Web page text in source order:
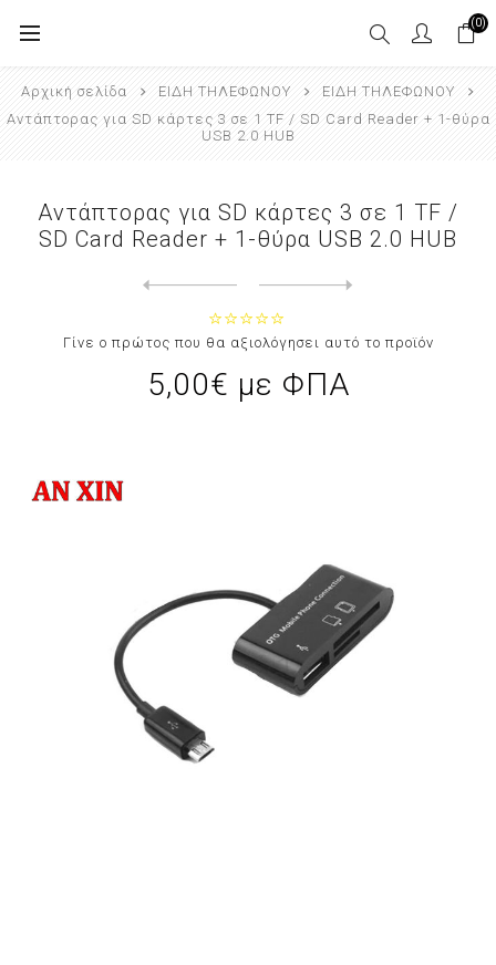
(0)
Αρχική σελίδα ΕΙΔΗ ΤΗΛΕΦΩΝΟΥ
ΕΙΔΗ ΤΗΛΕΦΩΝΟΥ
Αντάπτορας για SD κάρτες 3 σε 1 TF / SD Card Reader + 1-θύρα
USB 2.0 HUB
Αντάπτορας για SD κάρτες 3 σε 1 TF /
SD Card Reader + 1-θύρα USB 2.0 HUB
Γίνε ο πρώτος που θα αξιολόγησει αυτό το προϊόν
5,00€ με ΦΠΑ